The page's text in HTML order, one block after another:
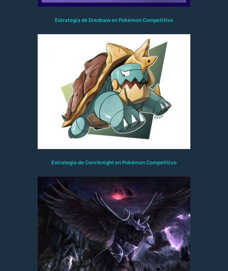
Estrategia de Drednaw en Pokémon Competitivo
Estrategia de Corviknight en Pokémon Competitivo